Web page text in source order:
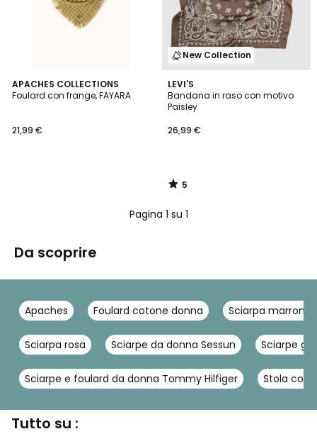
APACHES COLLECTIONS
Foulard con frange, FAYARA
21,99 €
New Collection
LEVI'S
Bandana in raso con motivo
Paisley
26,99 €
5
/
5
5
/
Pagina 1 su 1
Da scoprire
Apaches Foulard cotone donna Sciarpa marrone
Sciarpa rosa Sciarpe da donna Sessun Sciarpe
Sciarpe e foulard da donna Tommy Hilfiger Stola
Tutto su :